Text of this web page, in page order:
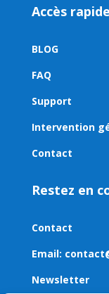
Accès rapide
BLOG
FAQ
Support
Intervention
Contact
Restez en
Contact
Email:
Newsletter